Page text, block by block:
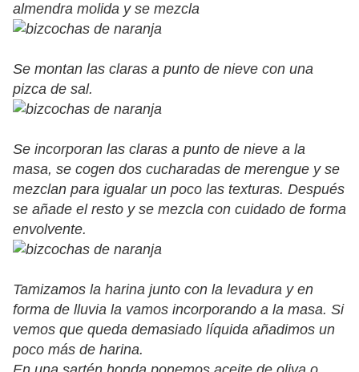
almendra molida y se mezcla
Se montan las claras a punto de nieve con una
pizca de sal.
Se incorporan las claras a punto de nieve a la
masa, se cogen dos cucharadas de merengue y se
mezclan para igualar un poco las texturas. Después
se añade el resto y se mezcla con cuidado de forma
envolvente.
Tamizamos la harina junto con la levadura y en
forma de lluvia la vamos incorporando a la masa. Si
vemos que queda demasiado líquida añadimos un
poco más de harina.